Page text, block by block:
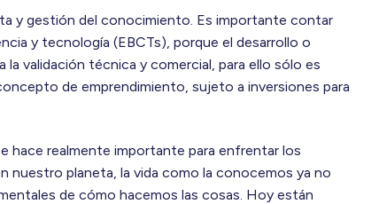
y gestión del conocimiento. Es importante contar
y tecnología (EBCTs), porque el desarrollo o
validación técnica y comercial, para ello sólo es
de emprendimiento, sujeto a inversiones para
hace realmente importante para enfrentar los
nuestro planeta, la vida como la conocemos ya no
de cómo hacemos las cosas. Hoy están